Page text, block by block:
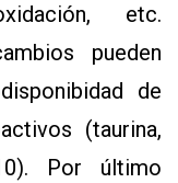
etc.
pueden
de
(taurina,
Por último